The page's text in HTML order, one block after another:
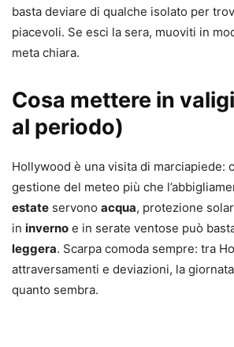
basta deviare di qualche isolato per
piacevoli. Se esci la sera, muoviti in
meta chiara.
Cosa mettere in
al periodo)
Hollywood è una visita di marciapiede:
gestione del meteo più che
estate servono acqua, protezione
in inverno e in serate ventose può
leggera. Scarpa comoda sempre: tra
attraversamenti e deviazioni, la
quanto sembra.